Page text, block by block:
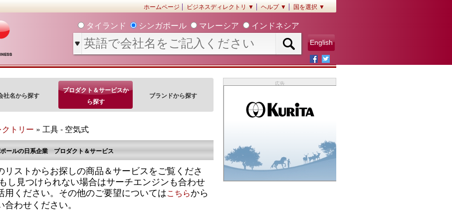
ホームページ ビジネスディレクトリ ▼ ヘルプ ▼ 国を選択 ▼
タイランド シンガポール マレーシア インドネシア
English
社名から探す
プロダクト＆サービスか
ら探す
ブランドから探す
トリー » 工具 - 空気式
ールの日系企業 プロダクト＆サービス
リストからお探しの商品＆サービスをご覧くださ
し見つけられない場合はサーチエンジンも合わせ
用ください。その他のご要望についてはこちらから
合わせください。
広告